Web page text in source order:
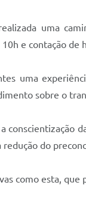
uma
e contação de
uma
sobre o
do
como esta,